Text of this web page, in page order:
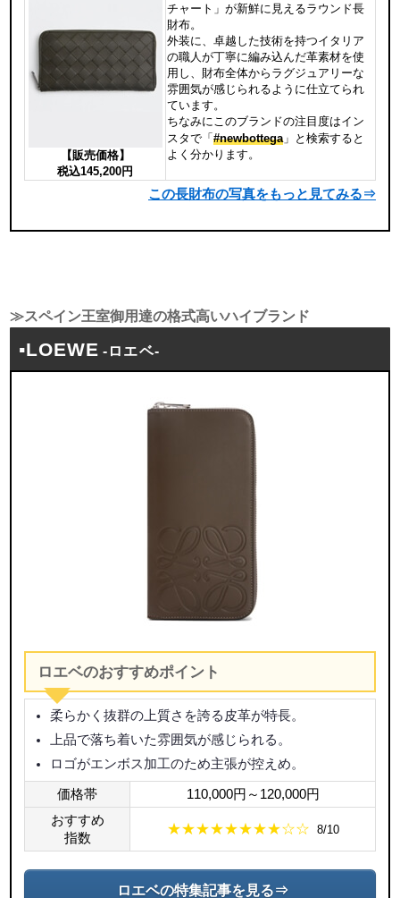
【販売価格】
税込145,200円
チャート」が新鮮に見えるラウンド長
財布。
外装に、卓越した技術を持つイタリア
の職人が丁寧に編み込んだ革素材を使
用し、財布全体からラグジュアリーな
雰囲気が感じられるように仕立てられ
ています。
ちなみにこのブランドの注目度はイン
スタで「 #newbottega 」と検索すると
よく分かります。
この長財布の写真をもっと見てみる⇒
≫スペイン王室御用達の格式高いハイブランド
▪LOEWE -ロエベ-
ロエベのおすすめポイント
柔らかく抜群の上質さを誇る皮革が特長。
上品で落ち着いた雰囲気が感じられる。
ロゴがエンボス加工のため主張が控えめ。
価格帯
110,000円～120,000円
おすすめ
指数
★★★★★★★★☆☆ 8/10
ロエベの特集記事を見る⇒